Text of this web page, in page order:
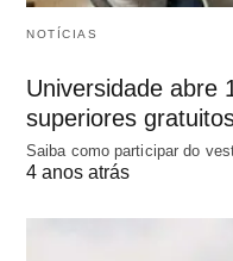
NOTÍCIAS
Universidade abre
superiores
Saiba como participar do
4 anos atrás